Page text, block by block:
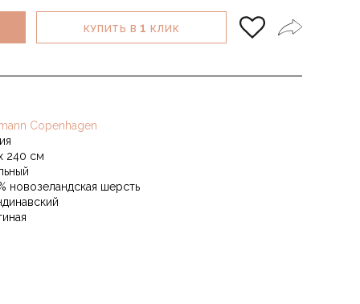
КУПИТЬ В1 КЛИК
Copenhagen
240 см
новозеландская шерсть